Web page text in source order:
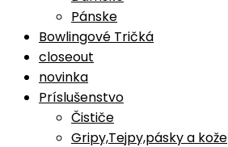
Pánske
Bowlingové Tričká
closeout
novinka
Príslušenstvo
Čističe
Gripy,Tejpy,pásky a kože